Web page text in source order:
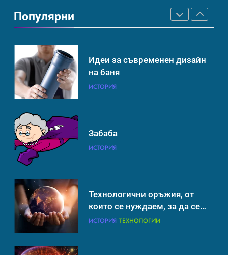
Технологични оръжия, от
които се нуждаем, за да се
борим с глобалното
ИСТОРИЯ
Човешкият мозък –
Популярни
свързани със смъртта
Идеи за съвременен дизайн
на баня
ИСТОРИЯ
Забаба
ИСТОРИЯ
Технологични оръжия, от
които се нуждаем, за да се
борим с глобалното
ИСТОРИЯ ТЕХНОЛОГИИ